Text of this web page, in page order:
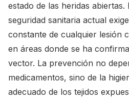
estado de las heridas
seguridad sanitaria actual
constante de cualquier lesión
en áreas donde se ha
vector. La prevención no
medicamentos, sino de la
adecuado de los tejidos